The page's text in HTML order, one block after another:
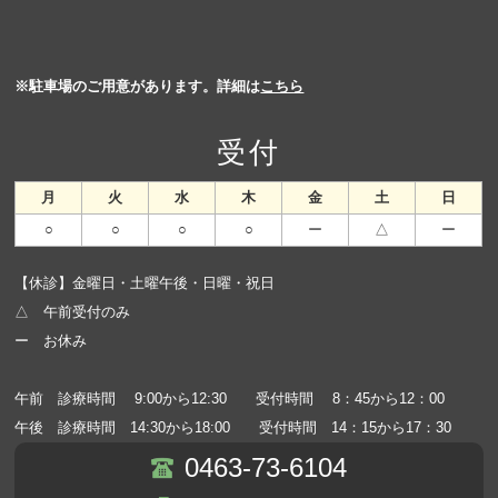
※駐車場のご用意があります。詳細はこちら
受付
月 火 水 木 金 土
日
○
○ ○ ○ ー △ ー
【休診】金曜日・土曜午後・日曜・祝日
△ 午前受付のみ
ー お休み
午前 診療時間 9:00から12:30 受付時間 8：45から12：00
午後 診療時間 14:30から18:00 受付時間 14：15から17：30
0463-73-6104